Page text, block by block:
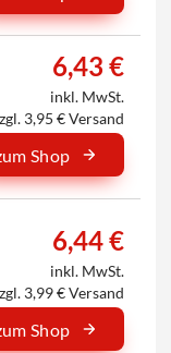
6,43 €
inkl. MwSt.
3,95 € Versand
Shop
6,44 €
inkl. MwSt.
3,99 € Versand
Shop